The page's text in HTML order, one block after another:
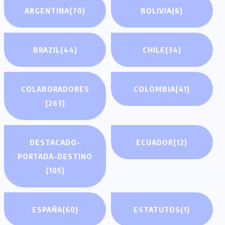
ARGENTINA(70) BOLIVIA(6)
BRAZIL(44) CHILE(34)
COLABORADORES
(263)
COLOMBIA(41)
DESTACADO-
PORTADA-DESTINO
(105)
ECUADOR(12)
ESPAÑA(60) ESTATUTOS(1)